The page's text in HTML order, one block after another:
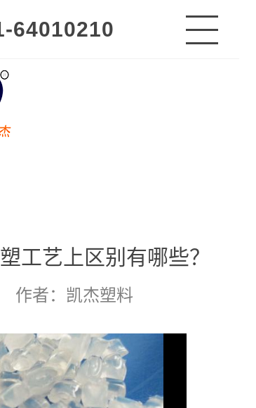
64010210
工艺上区别有哪些？
作者：凯杰塑料